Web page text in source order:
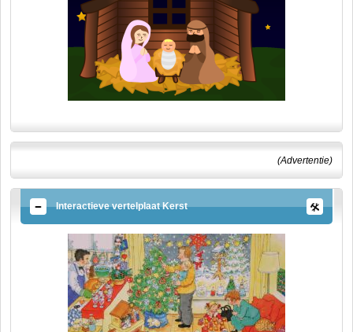
(Advertentie)
Interactieve vertelplaat Kerst